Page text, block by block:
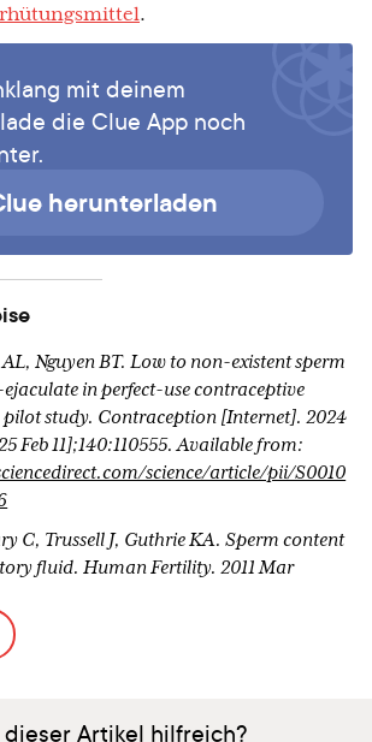
.
mit deinem
die Clue App noch
herunterladen
AL, Nguyen BT. Low to non-existent sperm
in perfect-use contraceptive
study. Contraception [Internet]. 2024
Feb 11];140:110555. Available from:
science/article/pii/S0010
C, Trussell J, Guthrie KA. Sperm content
fluid. Human Fertility. 2011 Mar
Lorthanawanich S, Muangsamran P.
in Pre-Ejaculatory Fluid of Healthy
dieser Artikel hilfreich?